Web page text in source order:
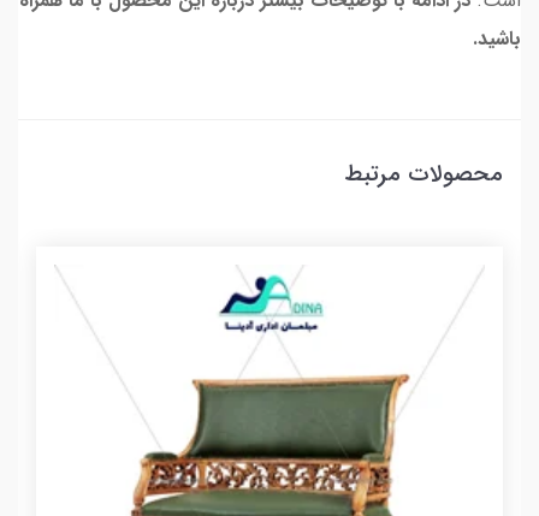
باشید.
محصولات مرتبط